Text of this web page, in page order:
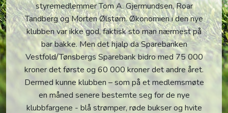
styremedlemmer Tom A. Gjermundsen, Roar
Tandberg og Morten Ølstørn. Økonomien i den nye
klubben var ikke god, faktisk sto man nærmest på
bar bakke. Men det hjalp da Sparebanken
Vestfold/Tønsbergs Sparebank bidro med 75 000
kroner det første og 60 000 kroner det andre året.
Dermed kunne klubben – som på et medlemsmøte
en måned senere bestemte seg for de nye
klubbfargene - blå strømper, røde bukser og hvite